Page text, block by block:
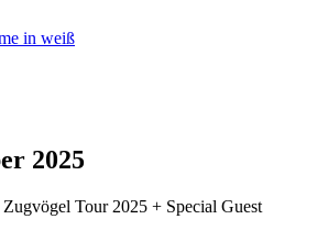
2025
Tour 2025 + Special Guest